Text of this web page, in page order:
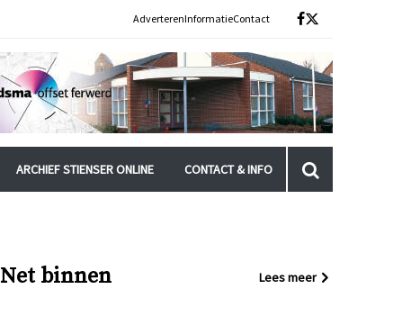
AdverterenInformatieContact
ARCHIEF STIENSER ONLINE CONTACT & INFO
Net binnen Lees meer